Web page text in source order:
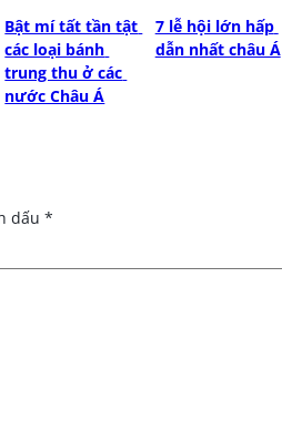
Bật mí tất tần tật
các loại bánh
trung thu ở các
nước Châu Á
7 lễ hội lớn hấp
dẫn nhất châu Á
dấu *